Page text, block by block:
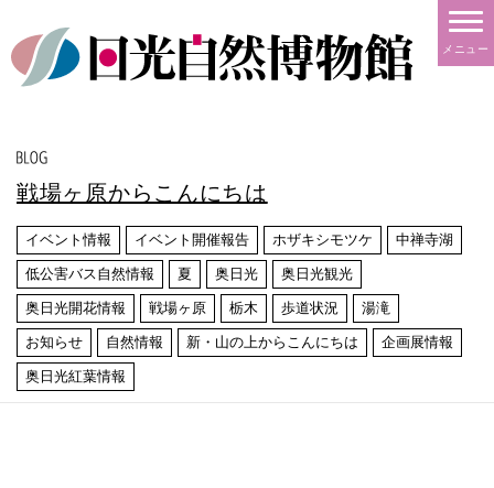
メニュー
戦場ヶ原からこんにちは
イベント情報 イベント開催報告 ホザキシモツケ 中禅寺湖
低公害バス自然情報 夏 奥日光 奥日光観光
奥日光開花情報 戦場ヶ原 栃木 歩道状況 湯滝
お知らせ 自然情報 新・山の上からこんにちは 企画展情報
奥日光紅葉情報